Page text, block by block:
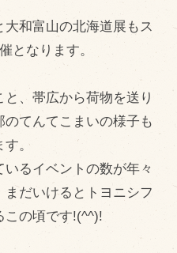
和富山の北海道展もス
となります。
、帯広から荷物を送り
てんてこまいの様子も
す。
るイベントの数が年々
だいけるとトヨニシフ
この頃です!(^^)!